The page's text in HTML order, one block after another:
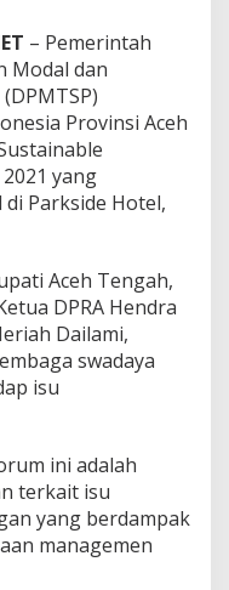
– Pemerintah
Modal dan
Provinsi Aceh
yang
Parkside Hotel,
Aceh Tengah,
DPRA Hendra
Dailami,
swadaya
isu
ini adalah
terkait isu
yang berdampak
managemen